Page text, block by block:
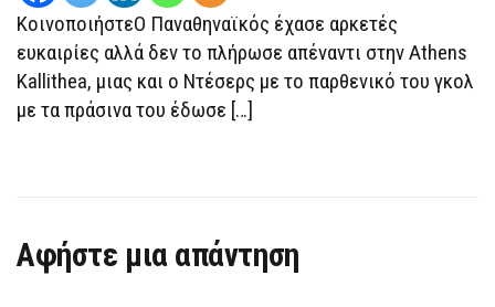
ΤΟ
ΠΑΡΘΕΝΙΚΌ
ΓΚΟΛ
ΤΟΥ
ΝΤΈΣΕΡΣ
ΚοινοποιήστεΟ Παναθηναϊκός έχασε αρκετές
ευκαιρίες αλλά δεν το πλήρωσε απέναντι στην Αthens
Kallithea, μιας και ο Ντέσερς με το παρθενικό του γκολ
με τα πράσινα του έδωσε […]
Αφήστε μια απάντηση